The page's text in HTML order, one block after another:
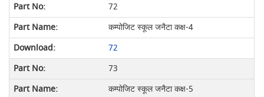
72
कम्पोजिट स्कूल जनैटा कक्ष-4
72
73
कम्पोजिट स्कूल जनैटा कक्ष-5